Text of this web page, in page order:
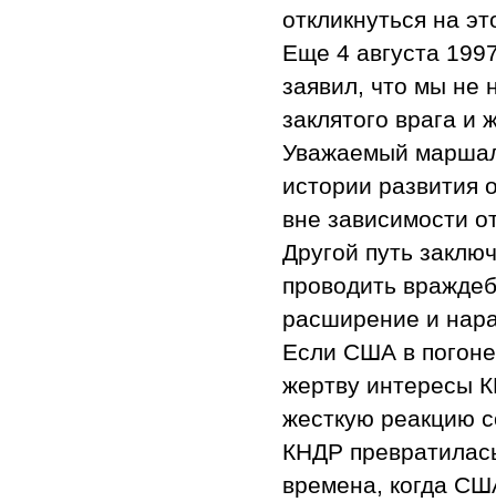
откликнуться на
Еще 4 августа
заявил, что мы не
заклятого врага
Уважаемый
истории
вне зависимости
Другой путь
проводить
расширение и
Если США в
жертву интересы
жесткую реакцию
КНДР
времена, когда